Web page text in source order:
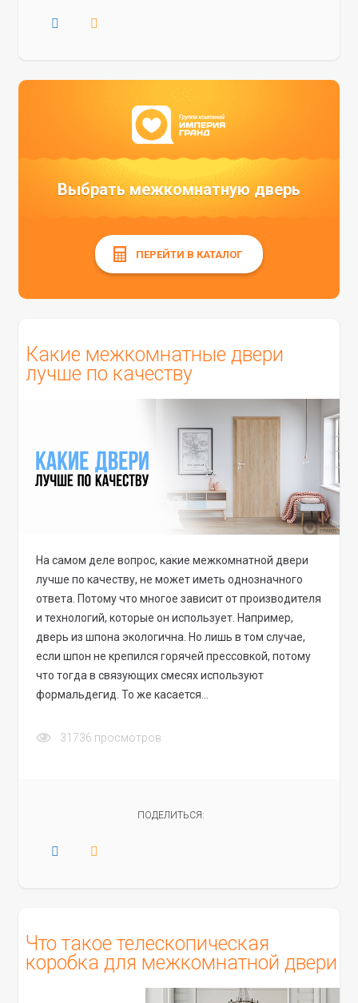
Выбрать межкомнатную дверь
ПЕРЕЙТИ В КАТАЛОГ
Какие межкомнатные двери
лучше по качеству
На самом деле вопрос, какие межкомнатной двери
лучше по качеству, не может иметь однозначного
ответа. Потому что многое зависит от производителя
и технологий, которые он использует. Например,
дверь из шпона экологична. Но лишь в том случае,
если шпон не крепился горячей прессовкой, потому
что тогда в связующих смесях используют
формальдегид. То же касается…
31736 просмотров
ПОДЕЛИТЬСЯ:
Что такое телескопическая
коробка для межкомнатной двери